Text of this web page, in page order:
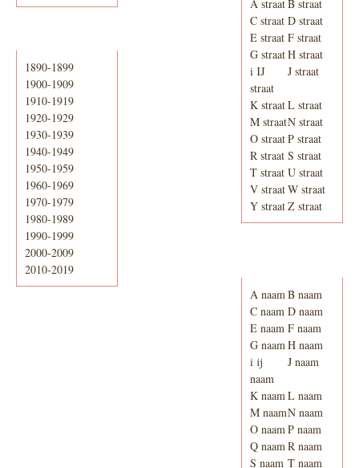
1890-1899
1900-1909
1910-1919
1920-1929
1930-1939
1940-1949
1950-1959
1960-1969
1970-1979
1980-1989
1990-1999
2000-2009
2010-2019
A straatB straat
C straat D straat
E straat F straat
G straatH straat
i IJ
straat
J straat
K straatL straat
M straatN straat
O straatP straat
R straat S straat
T straat U straat
V straatW straat
Y straatZ straat
A naamB naam
C naam D naam
E naam F naam
G naamH naam
i ij
naam
J naam
K naamL naam
M naamN naam
O naamP naam
Q naamR naam
S naam T naam